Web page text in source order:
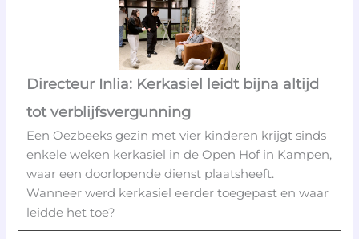
Directeur Inlia: Kerkasiel leidt bijna altijd
tot verblijfsvergunning
Een Oezbeeks gezin met vier kinderen krijgt sinds
enkele weken kerkasiel in de Open Hof in Kampen,
waar een doorlopende dienst plaatsheeft.
Wanneer werd kerkasiel eerder toegepast en waar
leidde het toe?